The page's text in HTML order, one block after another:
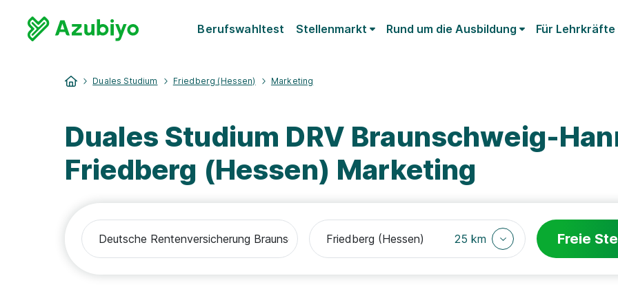
Berufswahltest Stellenmarkt Rund um die Ausbildung Für Lehrkräfte
Duales Studium Friedberg (Hessen) Marketing
Duales Studium DRV Braunschweig-
Friedberg (Hessen) Marketing
25 km Freie